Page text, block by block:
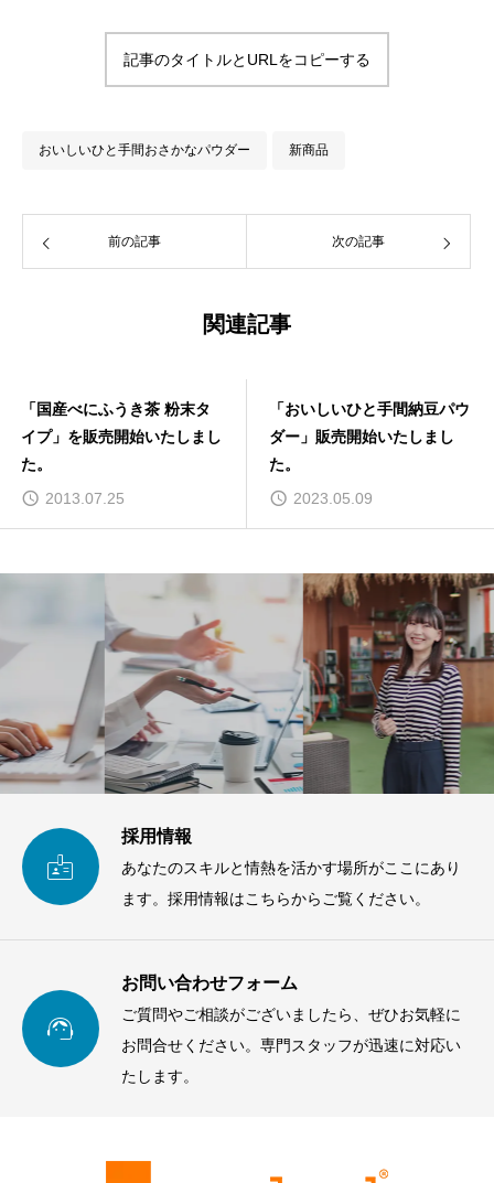
記事のタイトルとURLをコピーする
おいしいひと手間おさかなパウダー 新商品
前の記事 次の記事
関連記事
まし
「おいしいひと手間納豆パウ
ダー」販売開始いたしまし
2023.05.09
「ライスブランオイル
のお知らせ
2023.09.05

採用情報
あなたのスキルと情熱を活かす場所がここにあり
ます。採用情報はこちらからご覧ください。

お問い合わせフォーム
ご質問やご相談がございましたら、ぜひお気軽に
お問合せください。専門スタッフが迅速に対応い
たします。